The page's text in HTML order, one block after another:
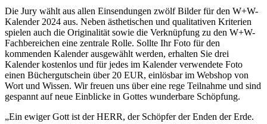
Die Jury wählt aus allen Einsendungen zwölf Bilder für den W+W-
Kalender 2024 aus. Neben ästhetischen und qualitativen Kriterien
spielen auch die Originalität sowie die Verknüpfung zu den W+W-
Fachbereichen eine zentrale Rolle. Sollte Ihr Foto für den
kommenden Kalender ausgewählt werden, erhalten Sie drei
Kalender kostenlos und für jedes im Kalender verwendete Foto
einen Büchergutschein über 20 EUR, einlösbar im Webshop von
Wort und Wissen. Wir freuen uns über eine rege Teilnahme und sind
gespannt auf neue Einblicke in Gottes wunderbare Schöpfung.
„Ein ewiger Gott ist der HERR, der Schöpfer der Enden der Erde.